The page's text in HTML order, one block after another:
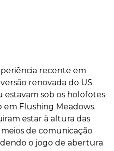
recente em
renovada do US
estavam sob os holofotes
Flushing Meadows.
estar à altura das
de comunicação
o jogo de abertura